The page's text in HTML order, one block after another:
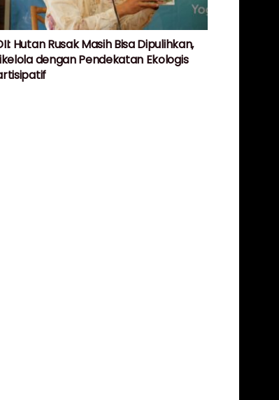
Hutan Rusak Masih Bisa Dipulihkan,
dengan Pendekatan Ekologis